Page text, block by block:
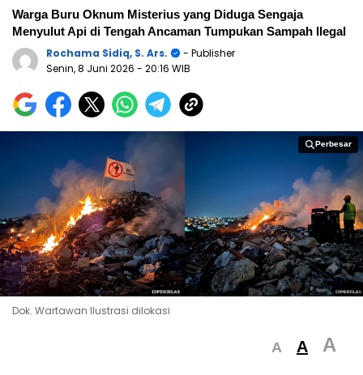
Warga Buru Oknum Misterius yang Diduga Sengaja
Menyulut Api di Tengah Ancaman Tumpukan Sampah Ilegal
Rochama Sidiq, S. Ars.
- Publisher
Senin, 8 Juni 2026 - 20:16 WIB
Perbesar
Perbesar
Dok. Wartawan Ilustrasi dilokasi
A A A